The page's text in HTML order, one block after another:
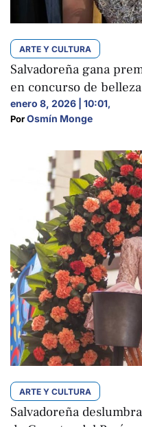
ARTE Y CULTURA
Salvadoreña gana
en concurso de
enero 8, 2026 | 10:01,
Por Osmín Monge
ARTE Y CULTURA
Salvadoreña